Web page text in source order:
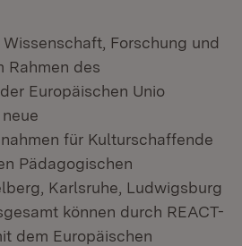
Forschung und
Rahmen des
Europäischen Unio
(Öffnet in neuem Fenster)
neue
für Kulturschaffende
Pädagogischen
Karlsruhe, Ludwigsburg
können durch REACT-
dem Europäischen